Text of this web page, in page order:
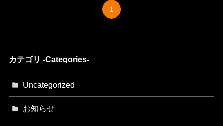
1
カテゴリ -Categories-
Uncategorized
お知らせ